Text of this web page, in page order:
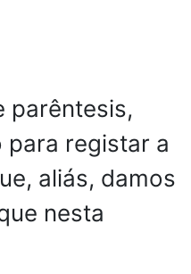
parêntesis,
para registar a
aliás, damos
nesta